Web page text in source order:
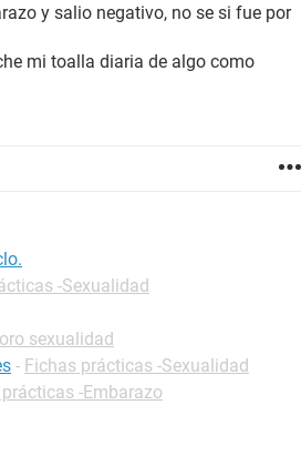
y salio negativo, no se si fue por
mi toalla diaria de algo como
-Sexualidad
sexualidad
- Fichas prácticas -Sexualidad
-Embarazo